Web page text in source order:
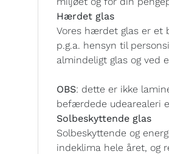
Hærdet glas
Vores hærdet glas er et
p.g.a. hensyn til
almindeligt glas og ved
OBS: dette er ikke
befærdede udearealeri
Solbeskyttende glas
Solbeskyttende og
indeklima hele året, og